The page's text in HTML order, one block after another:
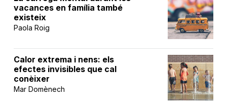
vacances en família també
existeix
Paola Roig
Calor extrema i nens: els
efectes invisibles que cal
conèixer
Mar Domènech